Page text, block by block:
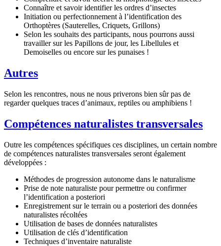
Connaître et savoir identifier les ordres d’insectes
Initiation ou perfectionnement à l’identification des
Orthoptères (Sauterelles, Criquets, Grillons)
Selon les souhaits des participants, nous pourrons aussi
travailler sur les Papillons de jour, les Libellules et
Demoiselles ou encore sur les punaises !
Autres
Selon les rencontres, nous ne nous priverons bien sûr pas de
regarder quelques traces d’animaux, reptiles ou amphibiens !
Compétences naturalistes transversales
Outre les compétences spécifiques ces disciplines, un certain nombre
de compétences naturalistes transversales seront également
développées :
Méthodes de progression autonome dans le naturalisme
Prise de note naturaliste pour permettre ou confirmer
l’identification a posteriori
Enregistrement sur le terrain ou a posteriori des données
naturalistes récoltées
Utilisation de bases de données naturalistes
Utilisation de clés d’identification
Techniques d’inventaire naturaliste